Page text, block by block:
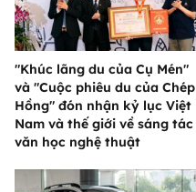
"Khúc lãng du của Cụ Mén"
và "Cuộc phiêu du của Chép
Hồng" đón nhận kỷ lục Việt
Nam và thế giới về sáng tác
văn học nghệ thuật